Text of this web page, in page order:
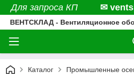
Для запроса КП ✉
ВЕНТСКЛАД - Вентиляционное
Каталог Промышленные